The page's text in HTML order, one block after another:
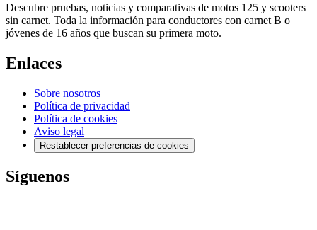
Descubre pruebas, noticias y comparativas de motos 125 y scooters
sin carnet. Toda la información para conductores con carnet B o
jóvenes de 16 años que buscan su primera moto.
Enlaces
Sobre nosotros
Política de privacidad
Política de cookies
Aviso legal
Restablecer preferencias de cookies
Síguenos